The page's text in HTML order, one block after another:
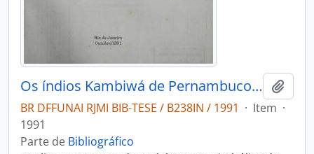
Os índios Kambiwá de Pernambuco: arte e identidade étnica
BR DFFUNAI RJMI BIB-TESE / B238IN / 1991 · Item ·
1991
Parte de Bibliográfico